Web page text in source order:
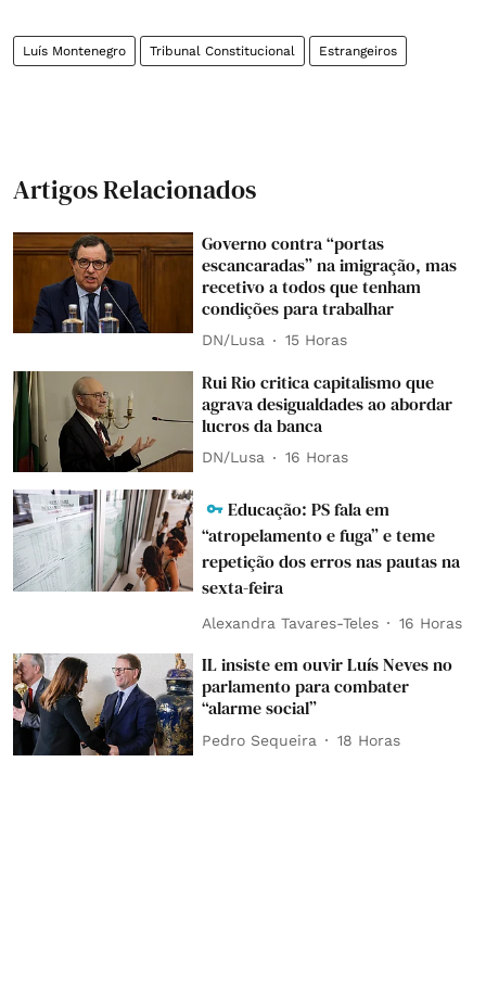
Luís Montenegro Tribunal Constitucional Estrangeiros
Artigos Relacionados
Governo contra “portas
escancaradas” na imigração, mas
recetivo a todos que tenham
condições para trabalhar
DN/Lusa 15 Horas
Rui Rio critica capitalismo que
agrava desigualdades ao abordar
lucros da banca
DN/Lusa 16 Horas
Educação: PS fala em
“atropelamento e fuga” e teme
repetição dos erros nas pautas na
sexta-feira
Alexandra Tavares-Teles 16 Horas
IL insiste em ouvir Luís Neves no
parlamento para combater
“alarme social”
Pedro Sequeira 18 Horas